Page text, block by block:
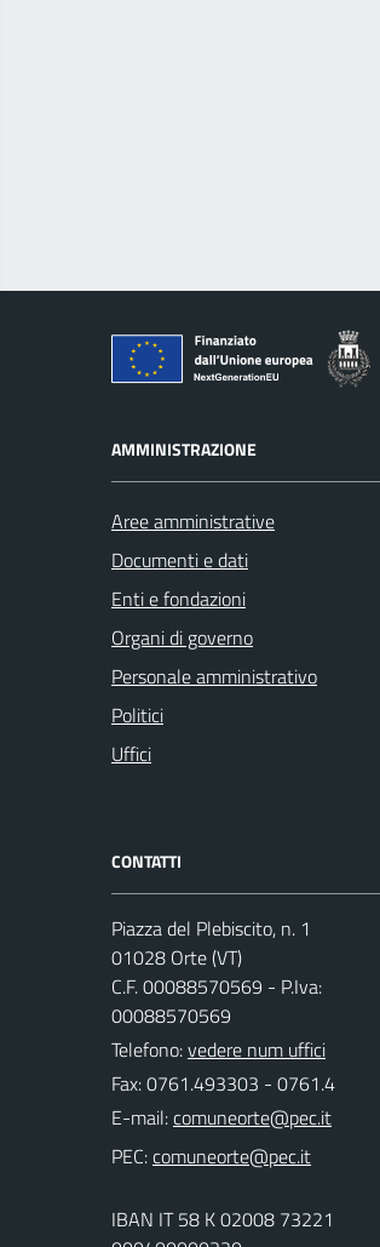
AMMINISTRAZIONE
Aree amministrative
Documenti e dati
Enti e fondazioni
Organi di governo
Personale amministrativo
Politici
Uffici
CONTATTI
Piazza del Plebiscito, n. 1
01028 Orte (VT)
C.F. 00088570569 - P.Iva:
00088570569
Telefono:vedere num uffici
Fax: 0761.493303 - 0761.4
E-mail:
PEC:
IBAN IT 58 K 02008 73221